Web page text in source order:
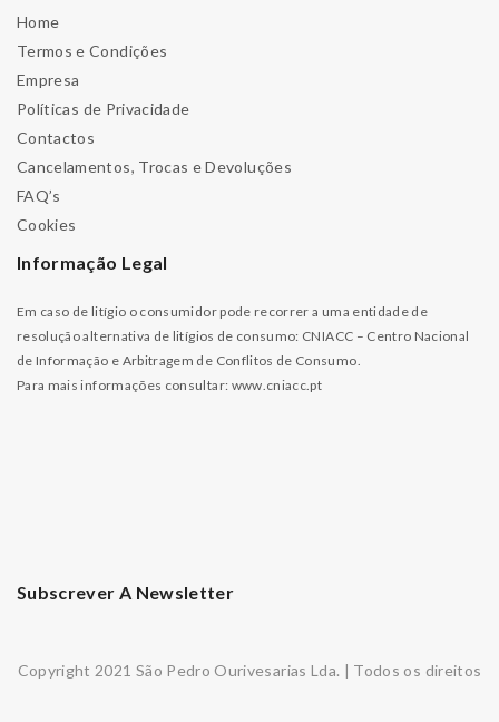
Home
Termos e Condições
Empresa
Políticas de Privacidade
Contactos
Cancelamentos, Trocas e Devoluções
FAQ’s
Cookies
Informação Legal
Em caso de litígio o consumidor pode recorrer a uma entidade de
resolução alternativa de litígios de consumo: CNIACC – Centro Nacional
de Informação e Arbitragem de Conflitos de Consumo.
Para mais informações consultar: www.cniacc.pt
Subscrever A Newsletter
Copyright 2021 São Pedro Ourivesarias Lda. | Todos os direitos